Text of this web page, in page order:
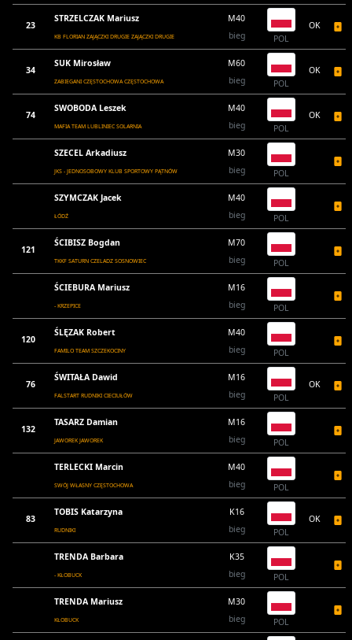
23
STRZELCZAK Mariusz
KB FLORIAN ZAJĄCZKI DRUGIE ZAJĄCZKI DRUGIE
M40
bieg
POL
OK
34
SUK Mirosław
ZABIEGANI CZĘSTOCHOWA CZĘSTOCHOWA
M60
bieg
POL
OK
74
SWOBODA Leszek
MAFIA TEAM LUBLINIEC SOLARNIA
M40
bieg
POL
OK
SZECEL Arkadiusz
JKS - JEDNOSOBOWY KLUB SPORTOWY PĄTNÓW
M30
bieg
POL
SZYMCZAK Jacek
ŁÓDŹ
M40
bieg
POL
121
ŚCIBISZ Bogdan
TKKF SATURN CZELADZ SOSNOWIEC
M70
bieg
POL
ŚCIEBURA Mariusz
- KRZEPICE
M16
bieg
POL
120
ŚLĘZAK Robert
FAMILO TEAM SZCZEKOCINY
M40
bieg
POL
76
ŚWITAŁA Dawid
FALSTART RUDNIKI CIECIUŁÓW
M16
bieg
POL
OK
132
TASARZ Damian
JAWOREK JAWOREK
M16
bieg
POL
TERLECKI Marcin
SWÓJ WŁASNY CZĘSTOCHOWA
M40
bieg
POL
83
TOBIS Katarzyna
RUDNIKI
K16
bieg
POL
OK
TRENDA Barbara
- KŁOBUCK
K35
bieg
POL
TRENDA Mariusz
KŁOBUCK
M30
bieg
POL